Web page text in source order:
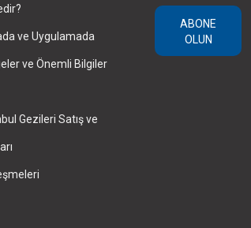
ve Uygulamada
ve Önemli Bilgiler
Gezileri Satış ve
ABONE
OLUN